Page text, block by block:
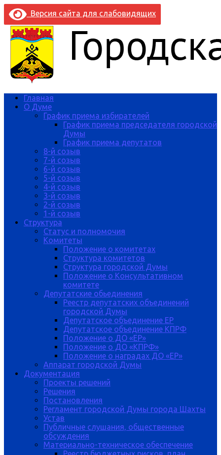
Версия сайта для слабовидящих
Главная
О Думе
График приема избирателей
График приема председателя городской
Думы
График приема депутатов
8-й созыв
7-й созыв
6-й созыв
5-й созыв
4-й созыв
3-й созыв
2-й созыв
1-й созыв
Структура
Статус и полномочия
Комитеты
Положение о комитетах
Структура комитетов
Структура городской Думы
Положение о Консультативном
комитете
Депутатские обьединения
Реестр депутатских объединений
городской Думы
Депутатское объединение ЕР
Депутатское объединение КПРФ
Положение о ДО «ЕР»
Положение о ДО «КПРФ»
Положение о наградах ДО «ЕР»
Аппарат городской Думы
Документация
Проекты решений
Решения
Постановления
Регламент городской Думы города Шахты
Устав
Публичные слушания, общественные
обсуждения
Материально-техническое обеспечение